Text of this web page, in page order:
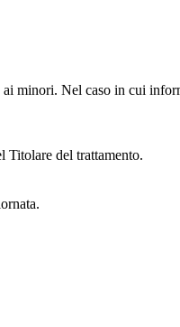
minori. Nel caso in cui
Titolare del trattamento.